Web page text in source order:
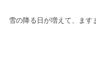
雪の降る日が増えて、ます